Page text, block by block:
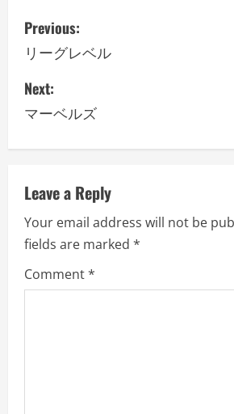
P
o
s
t
n
a
v
i
g
Previous:
リーグレベル
Next:
マーベルズ
Leave a Reply
Your email address will not be
fields are marked *
Comment*